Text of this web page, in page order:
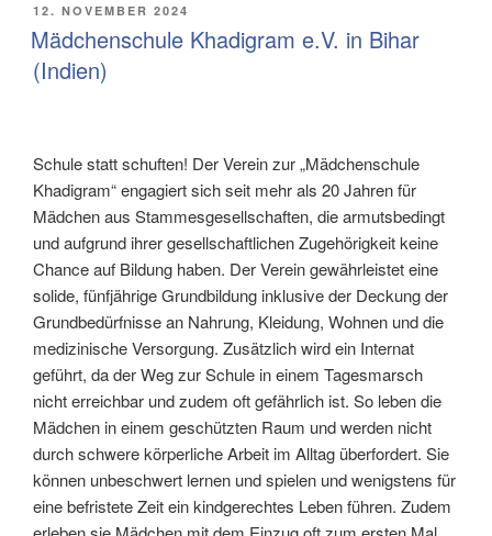
VERÖFFENTLICHT
AM
12. NOVEMBER 2024
Mädchenschule Khadigram e.V. in Bihar
(Indien)
Schule statt schuften! Der Verein zur „Mädchenschule
Khadigram“ engagiert sich seit mehr als 20 Jahren für
Mädchen aus Stammesgesellschaften, die armutsbedingt
und aufgrund ihrer gesellschaftlichen Zugehörigkeit keine
Chance auf Bildung haben. Der Verein gewährleistet eine
solide, fünfjährige Grundbildung inklusive der Deckung der
Grundbedürfnisse an Nahrung, Kleidung, Wohnen und die
medizinische Versorgung. Zusätzlich wird ein Internat
geführt, da der Weg zur Schule in einem Tagesmarsch
nicht erreichbar und zudem oft gefährlich ist. So leben die
Mädchen in einem geschützten Raum und werden nicht
durch schwere körperliche Arbeit im Alltag überfordert. Sie
können unbeschwert lernen und spielen und wenigstens für
eine befristete Zeit ein kindgerechtes Leben führen. Zudem